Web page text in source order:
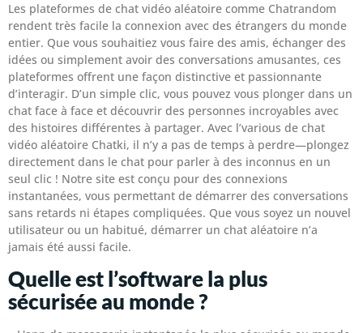
Les plateformes de chat vidéo aléatoire comme Chatrandom
rendent très facile la connexion avec des étrangers du monde
entier. Que vous souhaitiez vous faire des amis, échanger des
idées ou simplement avoir des conversations amusantes, ces
plateformes offrent une façon distinctive et passionnante
d’interagir. D’un simple clic, vous pouvez vous plonger dans un
chat face à face et découvrir des personnes incroyables avec
des histoires différentes à partager. Avec l’various de chat
vidéo aléatoire Chatki, il n’y a pas de temps à perdre—plongez
directement dans le chat pour parler à des inconnus en un
seul clic ! Notre site est conçu pour des connexions
instantanées, vous permettant de démarrer des conversations
sans retards ni étapes compliquées. Que vous soyez un nouvel
utilisateur ou un habitué, démarrer un chat aléatoire n’a
jamais été aussi facile.
Quelle est l’software la plus
sécurisée au monde ?